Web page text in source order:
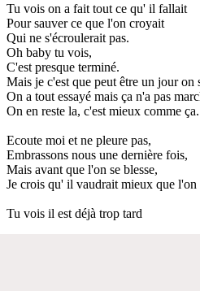
Tu vois on a fait tout ce qu' il fallait
Pour sauver ce que l'on croyait
Qui ne s'écroulerait pas.
Oh baby tu vois,
C'est presque terminé.
Mais je c'est que peut être un jour on
On a tout essayé mais ça n'a pas
On en reste la, c'est mieux comme ça.
Ecoute moi et ne pleure pas,
Embrassons nous une dernière fois,
Mais avant que l'on se blesse,
Je crois qu' il vaudrait mieux que l'on
Tu vois il est déjà trop tard